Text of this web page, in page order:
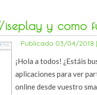
y como
Publicado 03/04/2018 |
¡Hola a todos! ¿Estáis
aplicaciones para ver
online desde vuestro